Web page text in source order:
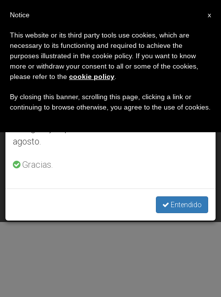
DÍA
Septiembre 23rd, 2004
ÚLTIMAS NOTICIAS
Experto en bioética: Florida no ha sabido defender la vida de
SEP 23, 2004 00:00
×
Aviso importante
Del 27 de julio al 7 de agosto haremos la pausa
anual, aprovechando que en el periodo de verano
se generan menos informaciones y también el
agosto.
Gracias.
Entendido
x
Notice
This website or its third party tools use cookies, which are
necessary to its functioning and required to achieve the
purposes illustrated in the cookie policy. If you want to know
more or withdraw your consent to all or some of the cookies,
please refer to the cookie policy
By closing this banner, scrolling this page, clicking a link or
continuing to browse otherwise, you agree to the use of cookies.